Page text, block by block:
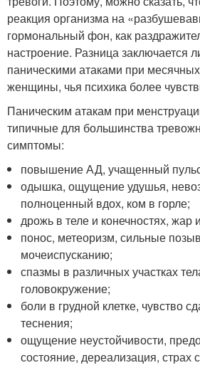
реакция организма на
гормональный фон, как
настроение. Разница заключается
паническими атаками при
женщины, чья психика более
Паническим атакам при
типичные для большинства
симптомы:
повышение АД, учащенный
одышка, ощущение удушья,
полноценный вдох, ком в горле;
дрожь в теле и конечностях, жар
понос, метеоризм, сильные
мочеиспусканию;
спазмы в различных участках
головокружение;
боли в грудной клетке, чувство
теснения;
ощущение неустойчивости,
состояние, дереализация, страх